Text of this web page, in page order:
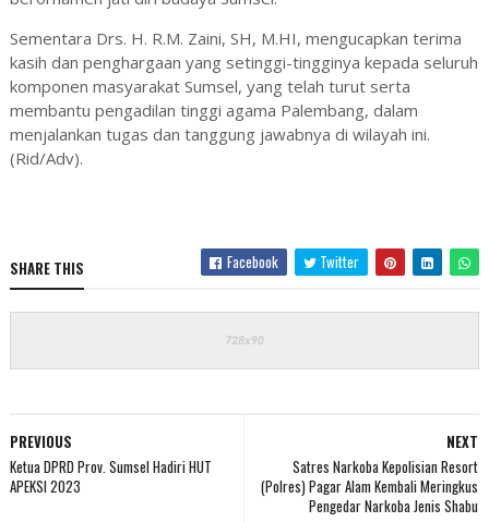
Sementara Drs. H. R.M. Zaini, SH, M.HI, mengucapkan terima
kasih dan penghargaan yang setinggi-tingginya kepada seluruh
komponen masyarakat Sumsel, yang telah turut serta
membantu pengadilan tinggi agama Palembang, dalam
menjalankan tugas dan tanggung jawabnya di wilayah ini.
(Rid/Adv).
SHARE THIS Facebook Twitter
NEXT
Satres Narkoba Kepolisian Resort
(Polres) Pagar Alam Kembali Meringkus
Pengedar Narkoba Jenis Shabu
PREVIOUS
Ketua DPRD Prov. Sumsel Hadiri HUT
APEKSI 2023